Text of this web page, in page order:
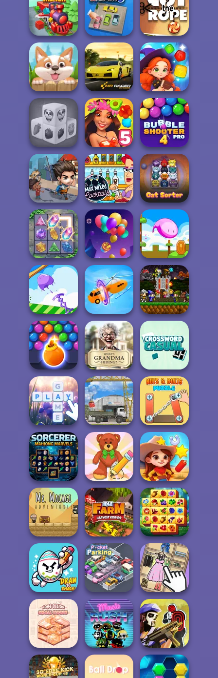
Match Masters Color Fill 3D Garden Bloom
Train Miner Parking Jam Cut the Rope
Puppy Blast Mr. Racer
Magic and
Wizards Match
Farm Mahjong
3D
Hawaii Match 5
Bubble Shooter
Pro 4
Last Day On Earth
Survival
Max Mixed
Cocktails
Cat Sorter Puzzle
Crystal Connect Balloon Match 3D Mini Steps
Mini Springs Shape-shifting
Mini Guardians
Castle Defense
Bubble Shooter
HD 3
What Is Grandma
Hiding
Casual
Crossword
Bubble Letters The Cargo
Nuts & Bolts
Puzzle
Sorcerer
Mahjong Marvels
Wipe Insight
Master
Wild West Match
Mr. Macagi
Adventures
Idle Farm
Spring Tile
Master
Draw To Smash! Pocket Parking Organize It